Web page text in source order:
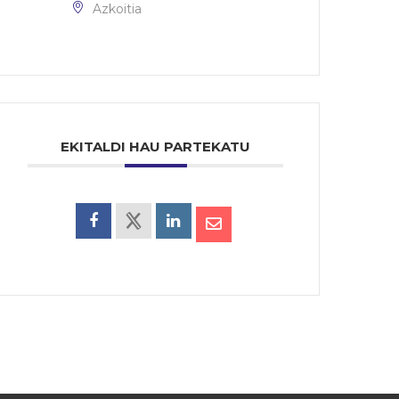
Azkoitia
EKITALDI HAU PARTEKATU